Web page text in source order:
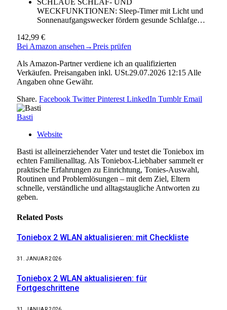
SCHLAUE SCHLAF- UND
WECKFUNKTIONEN: Sleep-Timer mit Licht und
Sonnenaufgangswecker fördern gesunde Schlafge…
142,99 €
Bei Amazon ansehen→Preis prüfen
Als Amazon-Partner verdiene ich an qualifizierten
Verkäufen. Preisangaben inkl. USt.29.07.2026 12:15 Alle
Angaben ohne Gewähr.
Share. Facebook Twitter Pinterest LinkedIn Tumblr Email
Basti
Website
Basti ist alleinerziehender Vater und testet die Toniebox im
echten Familienalltag. Als Toniebox-Liebhaber sammelt er
praktische Erfahrungen zu Einrichtung, Tonies-Auswahl,
Routinen und Problemlösungen – mit dem Ziel, Eltern
schnelle, verständliche und alltagstaugliche Antworten zu
geben.
Related Posts
Toniebox 2 WLAN aktualisieren: mit Checkliste
31. JANUAR 2026
Toniebox 2 WLAN aktualisieren: für
Fortgeschrittene